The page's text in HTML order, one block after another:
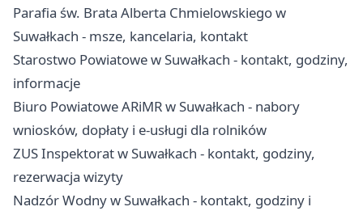
Parafia św. Brata Alberta Chmielowskiego w
Suwałkach - msze, kancelaria, kontakt
Starostwo Powiatowe w Suwałkach - kontakt, godziny,
informacje
Biuro Powiatowe ARiMR w Suwałkach - nabory
wniosków, dopłaty i e-usługi dla rolników
ZUS Inspektorat w Suwałkach - kontakt, godziny,
rezerwacja wizyty
Nadzór Wodny w Suwałkach - kontakt, godziny i